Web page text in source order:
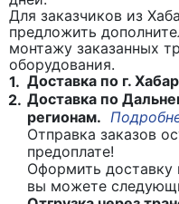
Для заказчиков из
предложить
монтажу заказанных
оборудования.
1. Доставка по г.
2. Доставка по
регионам.
Отправка заказов
предоплате!
Оформить доставку
вы можете